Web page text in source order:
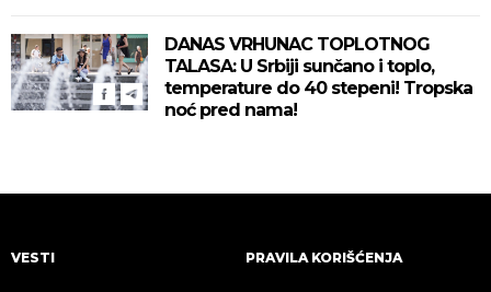
DANAS VRHUNAC TOPLOTNOG
TALASA: U Srbiji sunčano i toplo,
temperature do 40 stepeni! Tropska
noć pred nama!
VESTI PRAVILA KORIŠĆENJA